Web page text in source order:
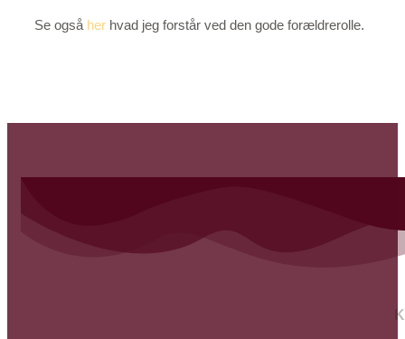
Se også her hvad jeg forstår ved den gode forældrerolle.